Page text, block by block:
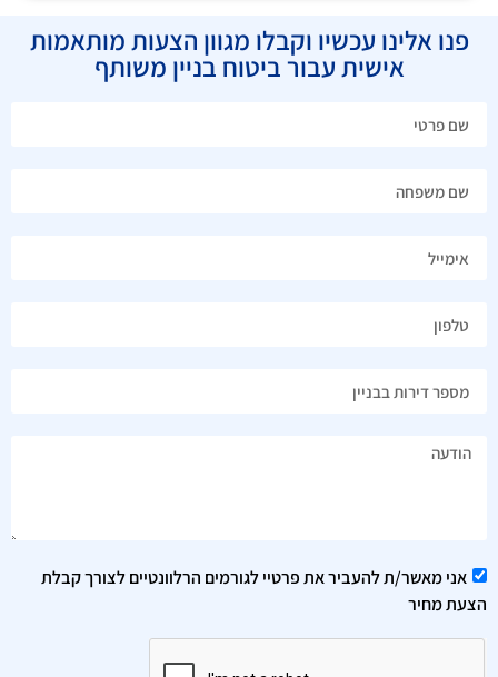
פנו אלינו עכשיו וקבלו מגוון הצעות מותאמות
אישית עבור ביטוח בניין משותף
אני מאשר/ת להעביר את פרטיי לגורמים הרלוונטיים לצורך קבלת
הצעת מחיר